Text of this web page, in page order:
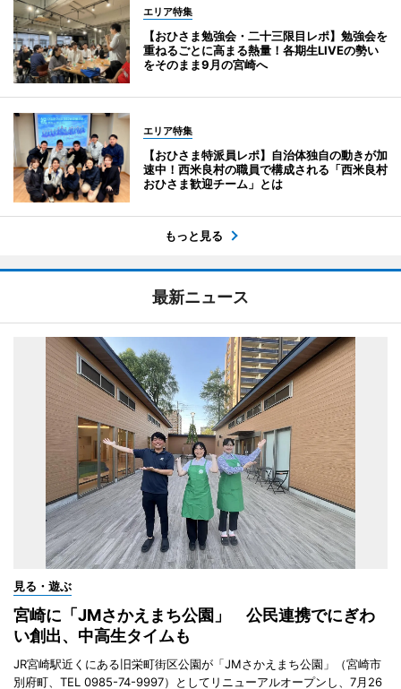
エリア特集
【おひさま勉強会・二十三限目レポ】勉強会を
重ねるごとに高まる熱量！各期生LIVEの勢い
をそのまま9月の宮崎へ
エリア特集
【おひさま特派員レポ】自治体独自の動きが加
速中！西米良村の職員で構成される「西米良村
おひさま歓迎チーム」とは
もっと見る
最新ニュース
見る・遊ぶ
宮崎に「JMさかえまち公園」 公民連携でにぎわ
い創出、中高生タイムも
JR宮崎駅近くにある旧栄町街区公園が「JMさかえまち公園」（宮崎市
別府町、TEL 0985-74-9997）としてリニューアルオープンし、7月26